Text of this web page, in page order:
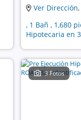
Ver Dirección
, 1 Bañ , 1,680
Hipotecaria en
3 Fotos